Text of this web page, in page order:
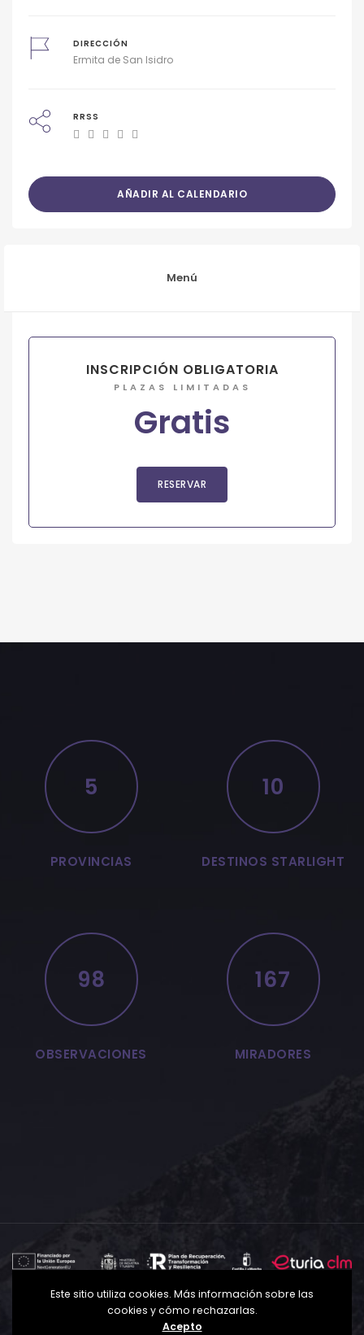
DIRECCIÓN
Ermita de San Isidro
RRSS
AÑADIR AL CALENDARIO
Menú
INSCRIPCIÓN OBLIGATORIA
PLAZAS LIMITADAS
Gratis
RESERVAR
5
PROVINCIAS
10
DESTINOS STARLIGHT
98
OBSERVACIONES
167
MIRADORES
Política de Privacidad Política de Cookies
Aviso
Legal
Este sitio utiliza cookies. Más información sobre las
cookies y cómo rechazarlas.
Acepto